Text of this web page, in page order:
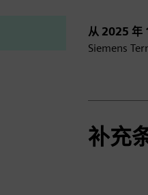
从 2025 年
Siemens
补充